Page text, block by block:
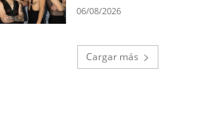
06/08/2026
Cargar más